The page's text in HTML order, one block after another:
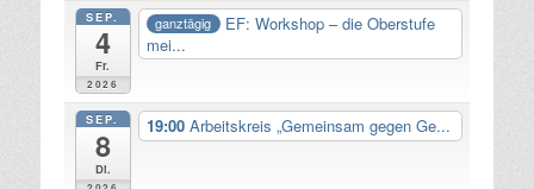
SEP.
4
Fr.
2026
ganztägig
EF: Workshop – die Oberstufe
mei...
SEP.
8
Di.
19:00 Arbeitskreis „Gemeinsam gegen Ge...